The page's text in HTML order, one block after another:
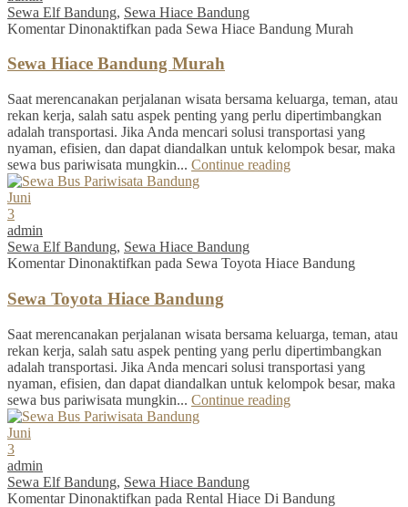
Sewa Elf Bandung, Sewa Hiace Bandung
Komentar Dinonaktifkan pada Sewa Hiace Bandung Murah
Sewa Hiace Bandung Murah
Saat merencanakan perjalanan wisata bersama keluarga, teman, atau
rekan kerja, salah satu aspek penting yang perlu dipertimbangkan
adalah transportasi. Jika Anda mencari solusi transportasi yang
nyaman, efisien, dan dapat diandalkan untuk kelompok besar, maka
sewa bus pariwisata mungkin... Continue reading
Juni
3
admin
Sewa Elf Bandung, Sewa Hiace Bandung
Komentar Dinonaktifkan pada Sewa Toyota Hiace Bandung
Sewa Toyota Hiace Bandung
Saat merencanakan perjalanan wisata bersama keluarga, teman, atau
rekan kerja, salah satu aspek penting yang perlu dipertimbangkan
adalah transportasi. Jika Anda mencari solusi transportasi yang
nyaman, efisien, dan dapat diandalkan untuk kelompok besar, maka
sewa bus pariwisata mungkin... Continue reading
Juni
3
admin
Sewa Elf Bandung, Sewa Hiace Bandung
Komentar Dinonaktifkan pada Rental Hiace Di Bandung